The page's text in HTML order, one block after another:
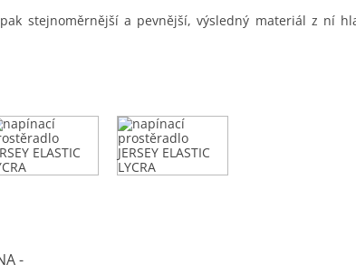
stejnoměrnější a pevnější, výsledný materiál z ní